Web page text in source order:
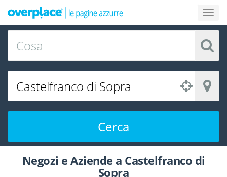
Cerca
Negozi e Aziende a Castelfranco di
Sopra